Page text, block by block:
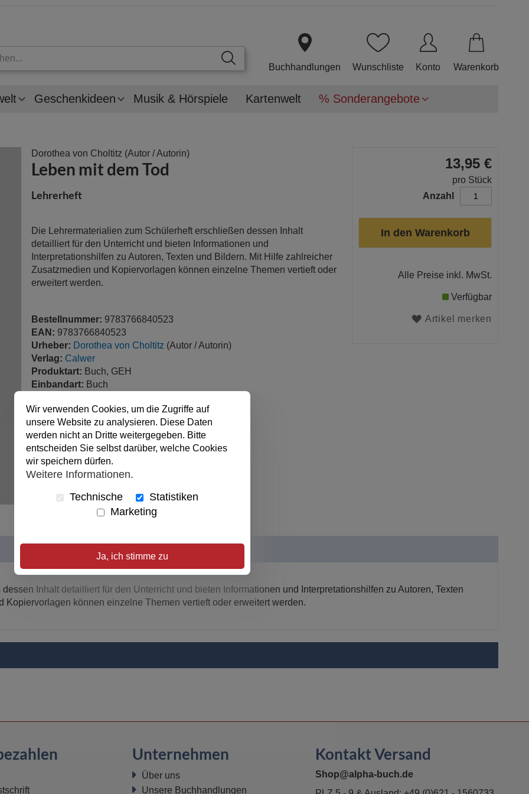
Buchhandlungen Wunschliste Konto Warenkorb
Geschenkideen Musik & Hörspiele Kartenwelt % Sonderangebote
Dorothea von Choltitz (Autor / Autorin)
Leben mit dem Tod
Lehrerheft
Die Lehrermaterialien zum Schülerheft erschließen dessen Inhalt
detailliert für den Unterricht und bieten Informationen und
Interpretationshilfen zu Autoren, Texten und Bildern. Mit Hilfe zahlreicher
Zusatzmedien und Kopiervorlagen können einzelne Themen vertieft oder
erweitert werden.
Bestellnummer: 9783766840523
EAN: 9783766840523
Urheber: Dorothea von Choltitz (Autor / Autorin)
Verlag: Calwer
Produktart: Buch, GEH
Einbandart: Buch
Sprache:Deutsch
Seitenzahl:56 Seiten
veröffentlicht: 01.12.2009
Abmessungen:21 x 29.7 cm
13,95 €
pro Stück
Anzahl
In den Warenkorb
Alle Preise inkl. MwSt.
Verfügbar
Artikel merken
Inhalt detailliert für den Unterricht und bieten Informationen und Interpretationshilfen zu Autoren, Texten
können einzelne Themen vertieft oder erweitert werden.
Wir verwenden Cookies, um die Zugriffe auf
unsere Website zu analysieren. Diese Daten
werden nicht an Dritte weitergegeben. Bitte
entscheiden Sie selbst darüber, welche Cookies
wir speichern dürfen.
Weitere Informationen.
Technische
Statistiken
Marketing
Ja, ich stimme zu
Unternehmen
Über uns
Unsere Buchhandlungen
Kontakt Versand
Shop@alpha-buch.de